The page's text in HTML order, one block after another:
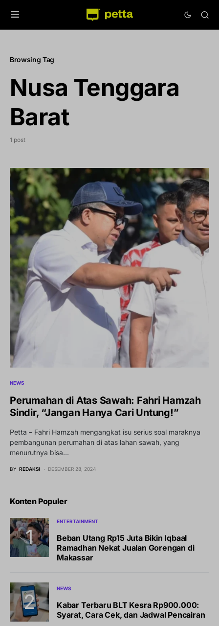
Browsing Tag
Nusa Tenggara
Barat
1 post
NEWS
Perumahan di Atas Sawah: Fahri Hamzah
Sindir, “Jangan Hanya Cari Untung!”
Petta – Fahri Hamzah mengangkat isu serius soal maraknya
pembangunan perumahan di atas lahan sawah, yang
menurutnya bisa…
BY REDAKSI DESEMBER 28, 2024
Konten Populer
ENTERTAINMENT
Beban Utang Rp15 Juta Bikin Iqbaal
Ramadhan Nekat Jualan Gorengan di
Makassar
NEWS
Kabar Terbaru BLT Kesra Rp900.000:
Syarat, Cara Cek, dan Jadwal Pencairan